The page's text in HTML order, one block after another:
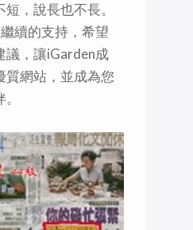
，說長也不長。
續的支持，希望
議，讓iGarden成
質網站，並成為您